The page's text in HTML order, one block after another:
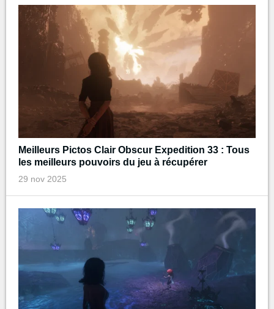
Meilleurs Pictos Clair Obscur Expedition 33 : Tous
les meilleurs pouvoirs du jeu à récupérer
29 nov 2025